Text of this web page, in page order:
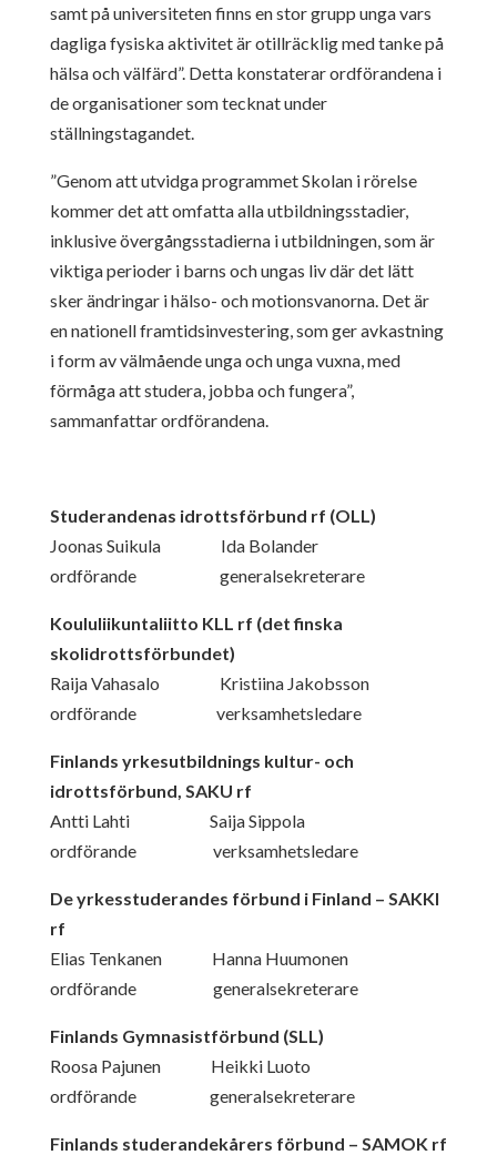
samt på universiteten finns en stor grupp unga vars
dagliga fysiska aktivitet är otillräcklig med tanke på
hälsa och välfärd”. Detta konstaterar ordförandena i
de organisationer som tecknat under
ställningstagandet.
”Genom att utvidga programmet Skolan i rörelse
kommer det att omfatta alla utbildningsstadier,
inklusive övergångsstadierna i utbildningen, som är
viktiga perioder i barns och ungas liv där det lätt
sker ändringar i hälso- och motionsvanorna. Det är
en nationell framtidsinvestering, som ger avkastning
i form av välmående unga och unga vuxna, med
förmåga att studera, jobba och fungera”,
sammanfattar ordförandena.
Studerandenas idrottsförbund rf (OLL)
Joonas Suikula Ida Bolander
ordförande generalsekreterare
Koululiikuntaliitto KLL rf (det finska
skolidrottsförbundet)
Raija Vahasalo Kristiina Jakobsson
ordförande verksamhetsledare
Finlands yrkesutbildnings kultur- och
idrottsförbund, SAKU rf
Antti Lahti Saija Sippola
ordförande verksamhetsledare
De yrkesstuderandes förbund i Finland – SAKKI
rf
Elias Tenkanen Hanna Huumonen
ordförande generalsekreterare
Finlands Gymnasistförbund (SLL)
Roosa Pajunen Heikki Luoto
ordförande generalsekreterare
Finlands studerandekårers förbund – SAMOK rf